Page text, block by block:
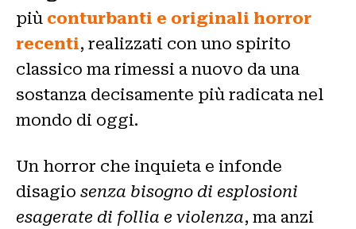
più conturbanti e originali horror
recenti, realizzati con uno spirito
classico ma rimessi a nuovo da una
sostanza decisamente più radicata nel
mondo di oggi.
Un horror che inquieta e infonde
disagio senza bisogno di esplosioni
esagerate di follia e violenza, ma anzi